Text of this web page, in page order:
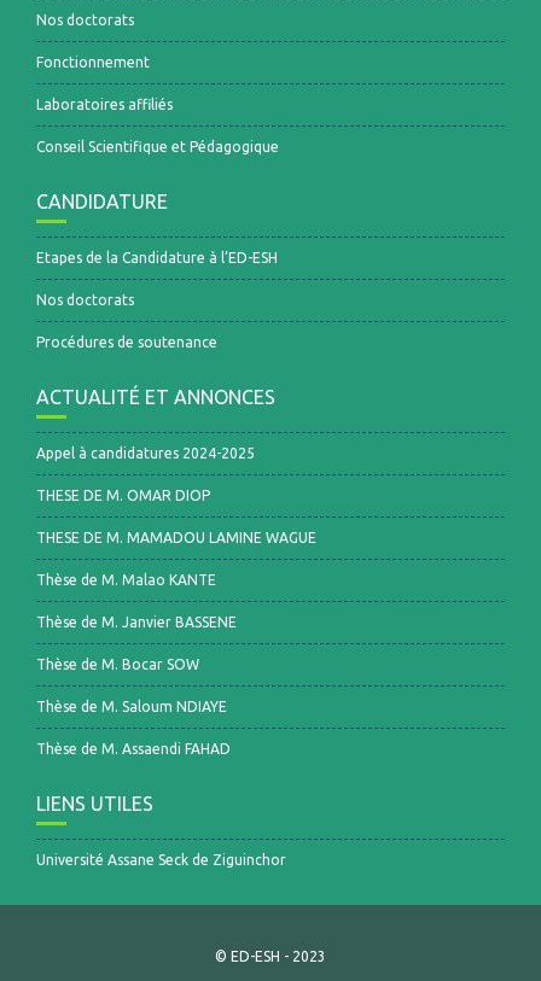
Nos doctorats
Fonctionnement
Laboratoires affiliés
Conseil Scientifique et Pédagogique
CANDIDATURE
Etapes de la Candidature à l’ED-ESH
Nos doctorats
Procédures de soutenance
ACTUALITÉ ET ANNONCES
Appel à candidatures 2024-2025
THESE DE M. OMAR DIOP
THESE DE M. MAMADOU LAMINE WAGUE
Thèse de M. Malao KANTE
Thèse de M. Janvier BASSENE
Thèse de M. Bocar SOW
Thèse de M. Saloum NDIAYE
Thèse de M. Assaendi FAHAD
LIENS UTILES
Université Assane Seck de Ziguinchor
© ED-ESH - 2023